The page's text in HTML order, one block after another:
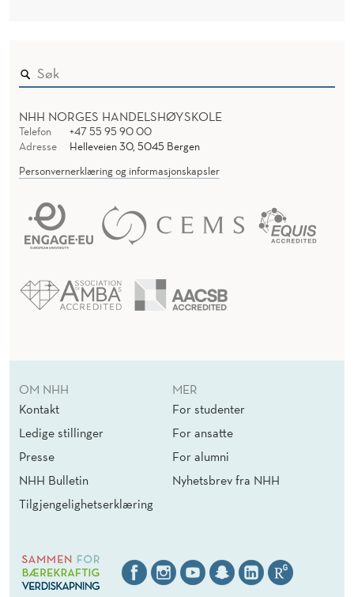
NHH NORGES HANDELSHØYSKOLE
Telefon
+47 55 95 90 00
Adresse
Helleveien 30, 5045 Bergen
Personvernerklæring og informasjonskapsler
OM NHH
Kontakt
Ledige stillinger
Presse
NHH Bulletin
Tilgjengelighetserklæring
MER
For studenter
For ansatte
For alumni
Nyhetsbrev fra NHH